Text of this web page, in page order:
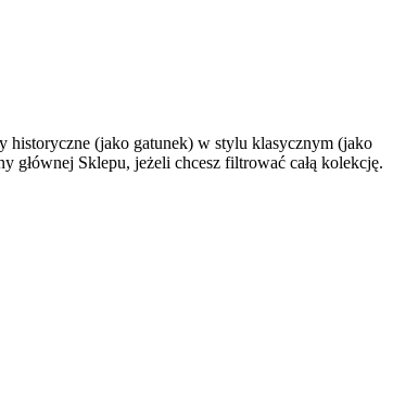
historyczne (jako gatunek) w stylu klasycznym (jako
głównej Sklepu, jeżeli chcesz filtrować całą kolekcję.